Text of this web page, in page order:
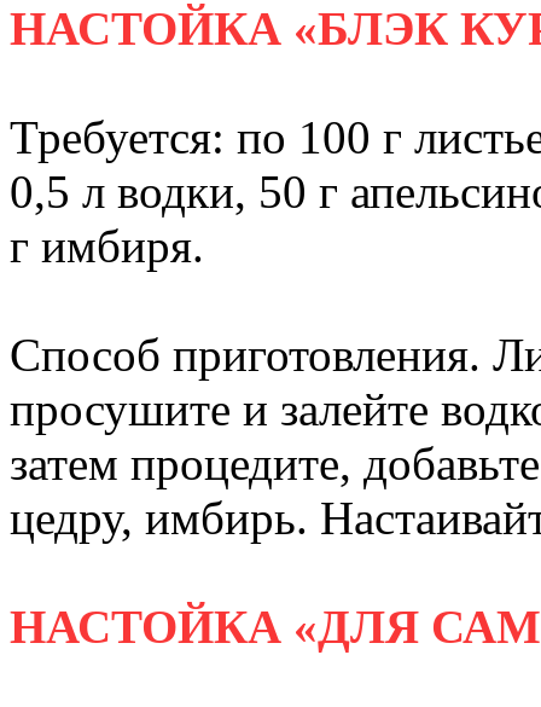
НАСТОЙКА «БЛЭК
Требуется: по 100 г
0,5 л водки, 50 г
г имбиря.
Способ приготовления.
просушите и залейте
затем процедите,
цедру, имбирь.
НАСТОЙКА «ДЛЯ